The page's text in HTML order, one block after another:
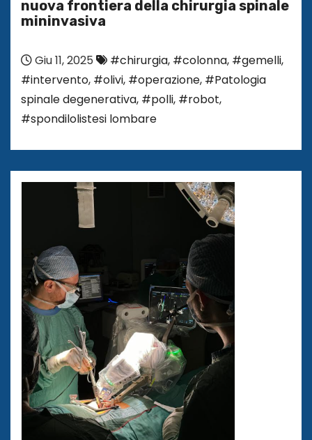
nuova frontiera della chirurgia spinale
mininvasiva
Giu 11, 2025 #chirurgia, #colonna, #gemelli,
#intervento, #olivi, #operazione, #Patologia
spinale degenerativa, #polli, #robot,
#spondilolistesi lombare